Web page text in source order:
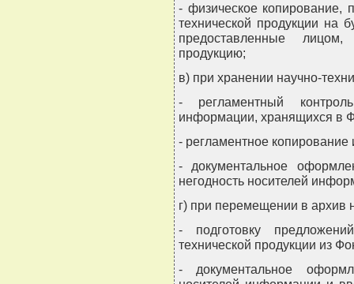
- физическое копирование,
технической продукции на
предоставленные лицом,
продукцию;
в) при хранении научно-
- регламентный
информации, хранящихся в
- регламентное
- документальное
негодность носителей
г) при перемещении в архив
- подготовку
технической продукции из
- документальное